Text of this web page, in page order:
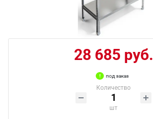
28 685 руб.
под заказ
Количество
шт